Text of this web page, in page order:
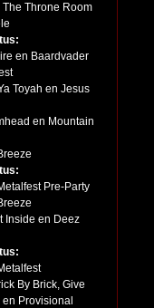
The Throne Room
en Baardvader
Toyah en Jesus
en Mountain
Pre-Party
Inside en Deez
By Brick, Give
en Provisional